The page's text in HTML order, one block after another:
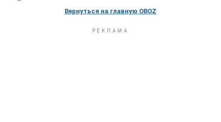
Вернуться на главную OBOZ